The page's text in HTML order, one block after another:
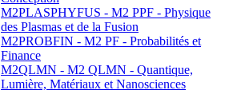
M2PLASPHYFUS - M2 PPF - Physique
des Plasmas et de la Fusion
M2PROBFIN - M2 PF - Probabilités et
Finance
M2QLMN - M2 QLMN - Quantique,
Lumière, Matériaux et Nanosciences